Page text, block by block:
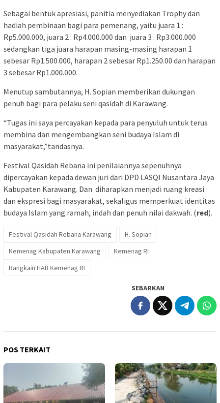
Sebagai bentuk apresiasi, panitia menyediakan Trophy dan
hadiah pembinaan bagi para pemenang, yaitu juara 1 :
Rp5.000.000, juara 2 : Rp4.000.000 dan juara 3 : Rp3.000.000
sedangkan tiga juara harapan masing-masing harapan 1
sebesar Rp1.500.000, harapan 2 sebesar Rp1.250.00 dan harapan
3 sebesar Rp1.000.000.
Menutup sambutannya, H. Sopian memberikan dukungan
penuh bagi para pelaku seni qasidah di Karawang.
“Tugas ini saya percayakan kepada para penyuluh untuk terus
membina dan mengembangkan seni budaya Islam di
masyarakat,”tandasnya.
Festival Qasidah Rebana ini penilaiannya sepenuhnya
dipercayakan kepada dewan juri dari DPD LASQI Nusantara Jaya
Kabupaten Karawang. Dan diharapkan menjadi ruang kreasi
dan ekspresi bagi masyarakat, sekaligus memperkuat identitas
budaya Islam yang ramah, indah dan penuh nilai dakwah. (red).
Festival Qasidah Rebana Karawang
H. Sopian
Kemenag Kabupaten Karawang
Kemenag RI
Rangkain HAB Kemenag RI
SEBARKAN
POS TERKAIT